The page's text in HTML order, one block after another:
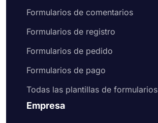
Formularios de comentarios
Formularios de registro
Formularios de pedido
Formularios de pago
Todas las plantillas de formularios
Empresa